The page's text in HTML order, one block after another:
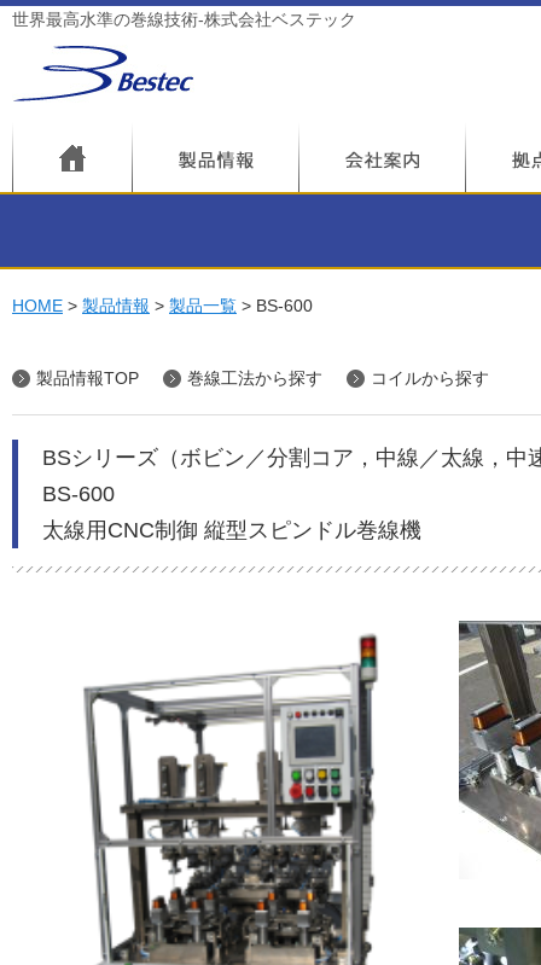
世界最高水準の巻線技術-株式会社ベステック
HOME 製品情報 製品一覧 BS-600
製品情報TOP 巻線工法から探す コイルから探す
BSシリーズ（ボビン／分割コア，中線／太線，中
BS-600
太線用CNC制御 縦型スピンドル巻線機